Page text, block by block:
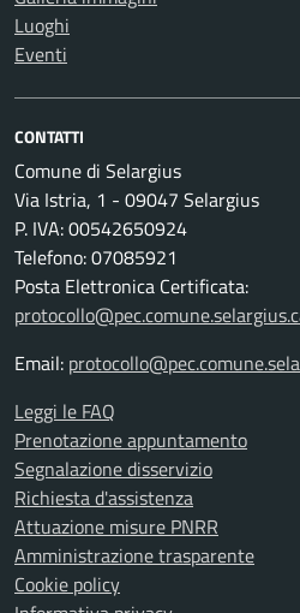
Luoghi
Eventi
CONTATTI
Comune di Selargius
Via Istria, 1 - 09047 Selargius
P. IVA: 00542650924
Telefono: 07085921
Posta Elettronica Certificata:
Email:
Leggi le FAQ
Prenotazione appuntamento
Segnalazione disservizio
Richiesta d'assistenza
Attuazione misure PNRR
Amministrazione trasparente
Cookie policy